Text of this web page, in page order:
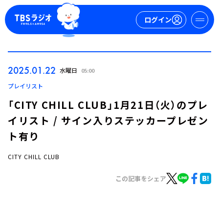
ログイン
2025.01.22 水曜日 05:00
プレイリスト
「CITY CHILL CLUB」1月21日（火）のプレ
イリスト / サイン入りステッカープレゼン
ト有り
CITY CHILL CLUB
この記事をシェア